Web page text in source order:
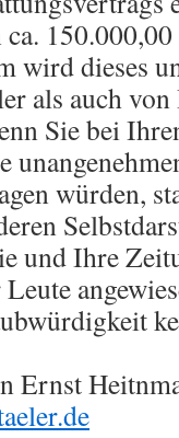
wird dieses
als auch
Sie bei
würden,
und Ihre